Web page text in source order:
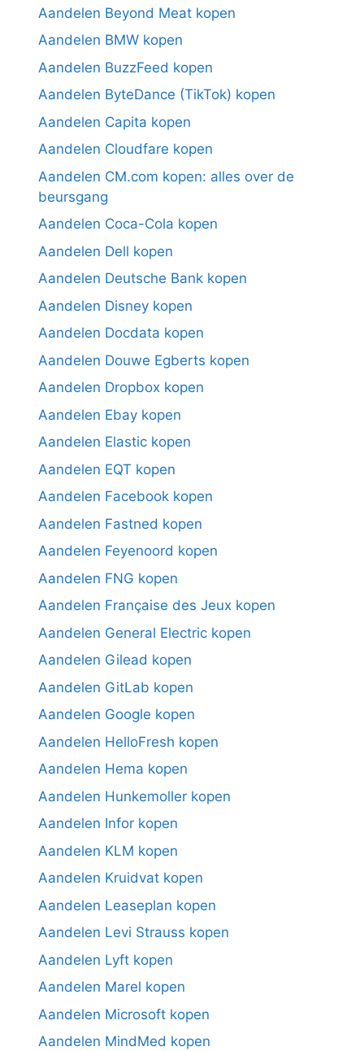
Aandelen Beyond Meat kopen
Aandelen BMW kopen
Aandelen BuzzFeed kopen
Aandelen ByteDance (TikTok) kopen
Aandelen Capita kopen
Aandelen Cloudfare kopen
Aandelen CM.com kopen: alles over de
beursgang
Aandelen Coca-Cola kopen
Aandelen Dell kopen
Aandelen Deutsche Bank kopen
Aandelen Disney kopen
Aandelen Docdata kopen
Aandelen Douwe Egberts kopen
Aandelen Dropbox kopen
Aandelen Ebay kopen
Aandelen Elastic kopen
Aandelen EQT kopen
Aandelen Facebook kopen
Aandelen Fastned kopen
Aandelen Feyenoord kopen
Aandelen FNG kopen
Aandelen Française des Jeux kopen
Aandelen General Electric kopen
Aandelen Gilead kopen
Aandelen GitLab kopen
Aandelen Google kopen
Aandelen HelloFresh kopen
Aandelen Hema kopen
Aandelen Hunkemoller kopen
Aandelen Infor kopen
Aandelen KLM kopen
Aandelen Kruidvat kopen
Aandelen Leaseplan kopen
Aandelen Levi Strauss kopen
Aandelen Lyft kopen
Aandelen Marel kopen
Aandelen Microsoft kopen
Aandelen MindMed kopen